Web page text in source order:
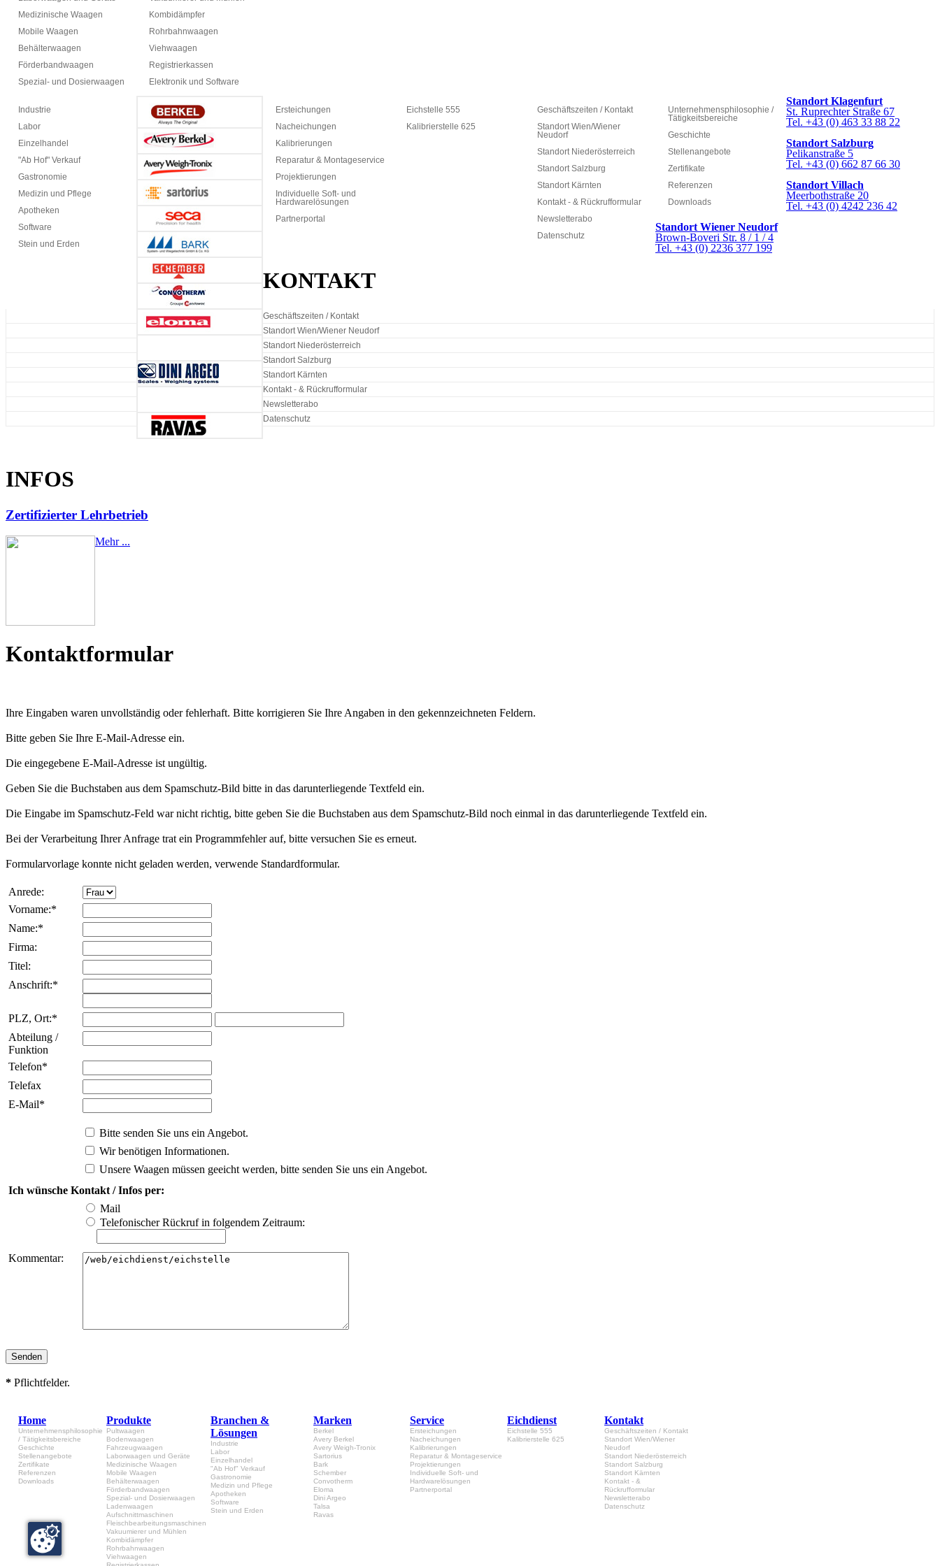
Medizinische Waagen
Mobile Waagen
Behälterwaagen
Förderbandwaagen
Spezial- und Dosierwaagen
Kombidämpfer
Rohrbahnwaagen
Viehwaagen
Registrierkassen
Elektronik und Software
Industrie
Labor
Einzelhandel
"Ab Hof" Verkauf
Gastronomie
Medizin und Pflege
Apotheken
Software
Stein und Erden
Ersteichungen
Nacheichungen
Kalibrierungen
Reparatur & Montageservice
Projektierungen
Individuelle Soft- und
Hardwarelösungen
Partnerportal
Eichstelle 555
Kalibrierstelle 625
Geschäftszeiten / Kontakt
Standort Wien/Wiener
Neudorf
Standort Niederösterreich
Standort Salzburg
Standort Kärnten
Kontakt - & Rückrufformular
Newsletterabo
Datenschutz
Unternehmensphilosophie /
Tätigkeitsbereiche
Geschichte
Stellenangebote
Zertifikate
Referenzen
Downloads
Standort Klagenfurt
St. Ruprechter Straße 67
Tel. +43 (0) 463 33 88 22
Standort Salzburg
Pelikanstraße 5
Tel. +43 (0) 662 87 66 30
Standort Villach
Meerbothstraße 20
Tel. +43 (0) 4242 236 42
Standort Wiener Neudorf
Brown-Boveri Str. 8 / 1 / 4
Tel. +43 (0) 2236 377 199
KONTAKT
Geschäftszeiten / Kontakt
Standort Wien/Wiener Neudorf
Standort Niederösterreich
Standort Salzburg
Standort Kärnten
Kontakt - & Rückrufformular
Newsletterabo
Datenschutz
INFOS
Zertifizierter Lehrbetrieb
Mehr ...
Kontaktformular
Ihre Eingaben waren unvollständig oder fehlerhaft. Bitte korrigieren Sie Ihre Angaben in den gekennzeichneten Feldern.
Bitte geben Sie Ihre E-Mail-Adresse ein.
Die eingegebene E-Mail-Adresse ist ungültig.
Geben Sie die Buchstaben aus dem Spamschutz-Bild bitte in das darunterliegende Textfeld ein.
Die Eingabe im Spamschutz-Feld war nicht richtig, bitte geben Sie die Buchstaben aus dem Spamschutz-Bild noch einmal in das darunterliegende Textfeld ein.
Bei der Verarbeitung Ihrer Anfrage trat ein Programmfehler auf, bitte versuchen Sie es erneut.
Formularvorlage konnte nicht geladen werden, verwende Standardformular.
Anrede:
Vorname:*
Name:*
Firma:
Titel:
Anschrift:*
PLZ, Ort:*
Abteilung /
Funktion
Telefon*
Telefax
E-Mail*
Bitte senden Sie uns ein Angebot.
Wir benötigen Informationen.
Unsere Waagen müssen geeicht werden, bitte senden Sie uns ein Angebot.
Ich wünsche Kontakt / Infos per:
Mail
Telefonischer Rückruf in folgendem Zeitraum:
Kommentar:
* Pflichtfelder.
Home
Unternehmensphilosophie
/ Tätigkeitsbereiche
Geschichte
Stellenangebote
Zertifikate
Referenzen
Downloads
Produkte
Pultwaagen
Bodenwaagen
Fahrzeugwaagen
Laborwaagen und Geräte
Medizinische Waagen
Mobile Waagen
Behälterwaagen
Förderbandwaagen
Spezial- und Dosierwaagen
Ladenwaagen
Aufschnittmaschinen
Fleischbearbeitungsmaschinen
Vakuumierer und Mühlen
Kombidämpfer
Rohrbahnwaagen
Viehwaagen
Branchen &
Lösungen
Industrie
Labor
Einzelhandel
"Ab Hof" Verkauf
Gastronomie
Medizin und Pflege
Apotheken
Software
Stein und Erden
Marken
Berkel
Avery Berkel
Avery Weigh-Tronix
Sartorius
Bark
Schember
Convotherm
Eloma
Dini Argeo
Talsa
Ravas
Service
Ersteichungen
Nacheichungen
Kalibrierungen
Reparatur & Montageservice
Projektierungen
Individuelle Soft- und
Hardwarelösungen
Partnerportal
Eichdienst
Eichstelle 555
Kalibrierstelle 625
Kontakt
Geschäftszeiten / Kontakt
Standort Wien/Wiener
Neudorf
Standort Niederösterreich
Standort Salzburg
Standort Kärnten
Kontakt - &
Rückrufformular
Newsletterabo
Datenschutz